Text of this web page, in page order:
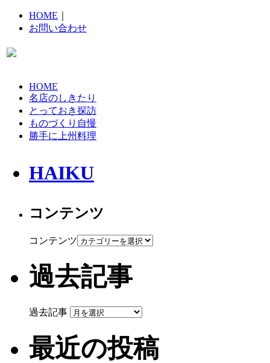
HOME
お問い合わせ
HOME
名店のしきたり
とっておき探訪
ものづくり自慢
勝手に上州料理
HAIKU
コンテンツ
コンテンツ
過去記事
過去記事
最近の投稿